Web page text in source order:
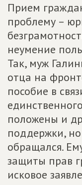
Прием
проблему –
неумение
Так, муж
отца на
пособие в
положены и
поддержки,
обращался.
защиты прав
исковое